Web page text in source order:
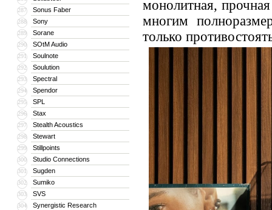
287 Sonus Faber
288 Sony
289 Sorane
290 SOtM Audio
291 Soulnote
292 Soulution
293 Spectral
294 Spendor
295 SPL
296 Stax
297 Stealth Acoustics
298 Stewart
299 Stillpoints
300 Studio Connections
301 Sugden
302 Sumiko
303 SVS
304 Synergistic Research
монолитная,
многим
только